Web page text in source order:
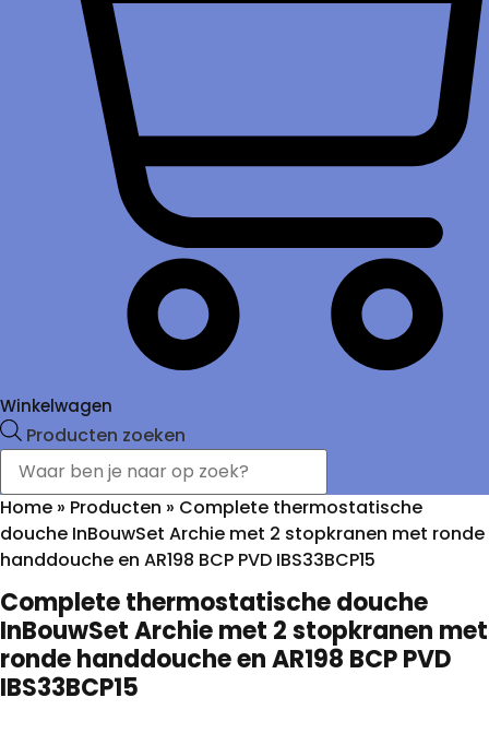
Winkelwagen
Producten zoeken
Home » Producten » Complete thermostatische
douche InBouwSet Archie met 2 stopkranen met ronde
handdouche en AR198 BCP PVD IBS33BCP15
Complete thermostatische douche
InBouwSet Archie met 2 stopkranen met
ronde handdouche en AR198 BCP PVD
IBS33BCP15